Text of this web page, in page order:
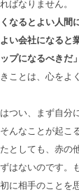
ばなりません。
くなるとよい人
い会社になると
プになるべきだ」
ことは、心をよ
つい、まず自分
んなことが起こ
としても、赤の
はないのです。
に相手のことを